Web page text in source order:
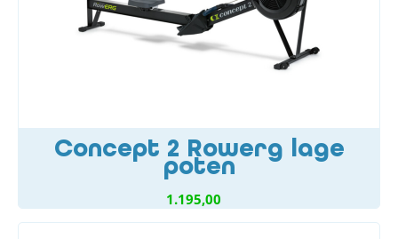
Concept 2 Rowerg lage
poten
1.195,00